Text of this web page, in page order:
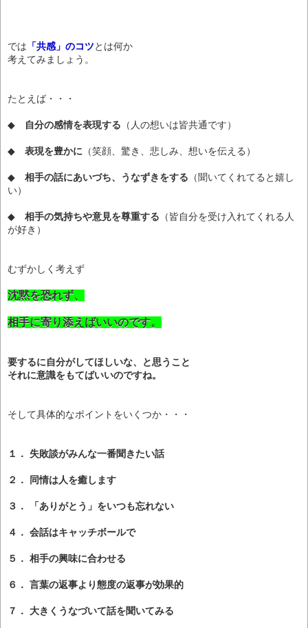
では 「共感」のコツとは何か
考えてみましょう。
たとえば・・・
◆ 自分の感情を表現する （人の想いは皆共通です）
◆ 表現を豊かに （笑顔、驚き、悲しみ、想いを伝える）
◆ 相手の話にあいづち、うなずきをする （聞いてくれてると嬉し
い）
◆ 相手の気持ちや意見を尊重する （皆自分を受け入れてくれる人
が好き）
むずかしく考えず
沈黙を恐れず、
相手に寄り添えばいいのです。
要するに自分がしてほしいな、と思うこと
それに意識をもてばいいのですね。
そして具体的なポイントをいくつか・・・
１． 失敗談がみんな一番聞きたい話
２． 同情は人を癒します
３． 「ありがとう」をいつも忘れない
４． 会話はキャッチボールで
５． 相手の興味に合わせる
６． 言葉の返事より態度の返事が効果的
７． 大きくうなづいて話を聞いてみる